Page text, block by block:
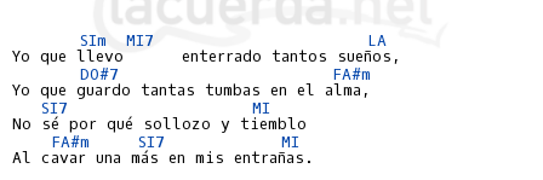
SIm MI7
LA
Yo que llevo      enterrado tantos sueños,
DO#7
FA#m
Yo que guardo tantas tumbas en el alma,
SI7
MI
No sé por qué sollozo y tiemblo
FA#m
SI7
MI
Al cavar una más en mis entrañas.